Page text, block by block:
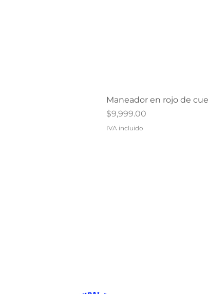
Maneador en rojo de
Precio
$9,999.00
IVA incluido